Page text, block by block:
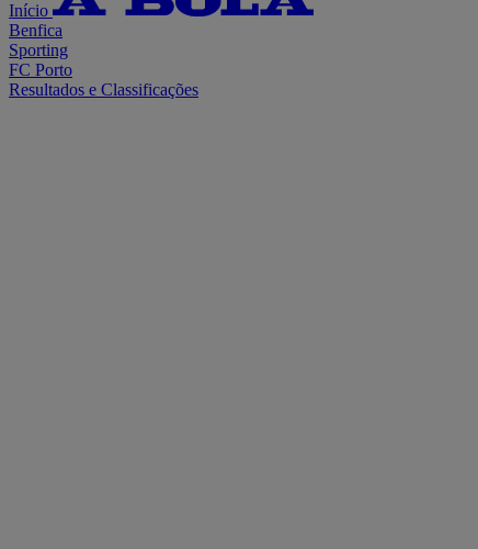
Início
Benfica
Sporting
FC Porto
Resultados e Classificações